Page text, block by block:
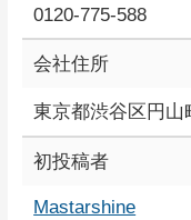
0120-775-588
会社住所
東京都渋谷区円
初投稿者
Mastarshine